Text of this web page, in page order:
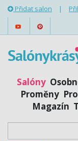
Přidat salon |
Salóny
Proměny
Magazín